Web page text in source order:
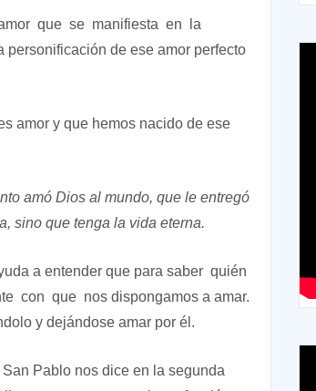
que se manifiesta en la
de ese amor perfecto
amor y que hemos nacido de ese
amó Dios al mundo, que le entregó
sino que tenga la vida eterna.
a entender que para saber quién
con que nos dispongamos a amar.
y dejándose amar por él.
San Pablo nos dice en la segunda